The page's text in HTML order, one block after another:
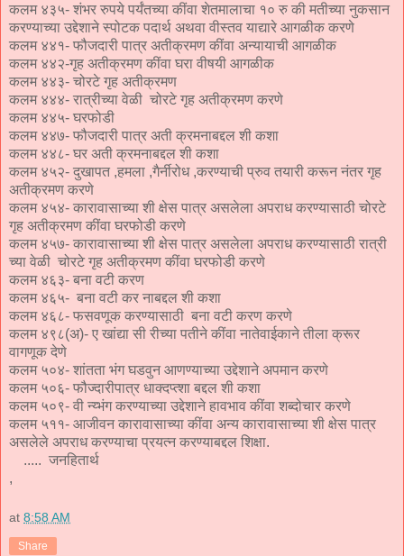
कलम ४३५- शंभर रुपये पर्यंतच्या कींवा शेतमालाचा १० रु की मतीच्या नुकसान
करण्याच्या उद्देशाने स्पोटक पदार्थ अथवा वीस्तव याद्यारे आगळीक करणे
कलम ४४१- फौजदारी पात्र अतीक्रमण कींवा अन्यायाची आगळीक
कलम ४४२-गृह अतीक्रमण कींवा घरा वीषयी आगळीक
कलम ४४३- चोरटे गृह अतीक्रमण
कलम ४४४- रात्रीच्या वेळी चोरटे गृह अतीक्रमण करणे
कलम ४४५- घरफोडी
कलम ४४७- फौजदारी पात्र अती क्रमनाबद्दल शी कशा
कलम ४४८- घर अती क्रमनाबद्दल शी कशा
कलम ४५२- दुखापत ,हमला ,गैर्नीरोध ,करण्याची प्रुव तयारी करून नंतर गृह
अतीक्रमण करणे
कलम ४५४- कारावासाच्या शी क्षेस पात्र असलेला अपराध करण्यासाठी चोरटे
गृह अतीक्रमण कींवा घरफोडी करणे
कलम ४५७- कारावासाच्या शी क्षेस पात्र असलेला अपराध करण्यासाठी रात्री
च्या वेळी चोरटे गृह अतीक्रमण कींवा घरफोडी करणे
कलम ४६३- बना वटी करण
कलम ४६५- बना वटी कर नाबद्दल शी कशा
कलम ४६८- फसवणूक करण्यासाठी बना वटी करण करणे
कलम ४९८(अ)- ए खांद्या सी रीच्या पतीने कींवा नातेवाईकाने तीला क्रूर
वागणूक देणे
कलम ५०४- शांतता भंग घडवुन आणण्याच्या उद्देशाने अपमान करणे
कलम ५०६- फौज्दारीपात्र धाक्दप्त्शा बद्दल शी कशा
कलम ५०९- वी न्य्भंग करण्याच्या उद्देशाने हावभाव कींवा शब्दोचार करणे
कलम ५११- आजीवन कारावासाच्या कींवा अन्य कारावासाच्या शी क्षेस पात्र
असलेले अपराध करण्याचा प्रयत्न करण्याबद्दल शिक्षा.
..... जनहितार्थ
,
at 8:58 AM
Share